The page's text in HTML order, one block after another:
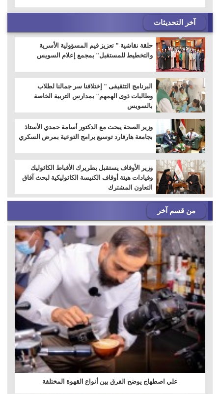
آخر التحديثات
حلقة نقاشية " تعزيز قيم المسؤولية الأسرية
والتخطيط للمستقبل" بمجمع إعلام السويس
البرنامج التثقيفى " إختلافنا سر جمالنا لطلاب
وطالبات ذوى الهمهم" بمدارس التربية الخاصة
بالسويس
وزير الصحة يبحث مع الدكتور أسامة حمدي الأستاذ
بجامعة هارفارد توسيع برامج التوعية بمرض السكري
وزير الأوقاف يستقبل بطريرك الأقباط الكاثوليك
وقيادات هيئة أوقاف الكنيسة الكاثوليكية لبحث آفاق
التعاون المشترك
من قسم آخر
علي اصطهاج يوضح الفرق بين أنواع القهوة المختلفة